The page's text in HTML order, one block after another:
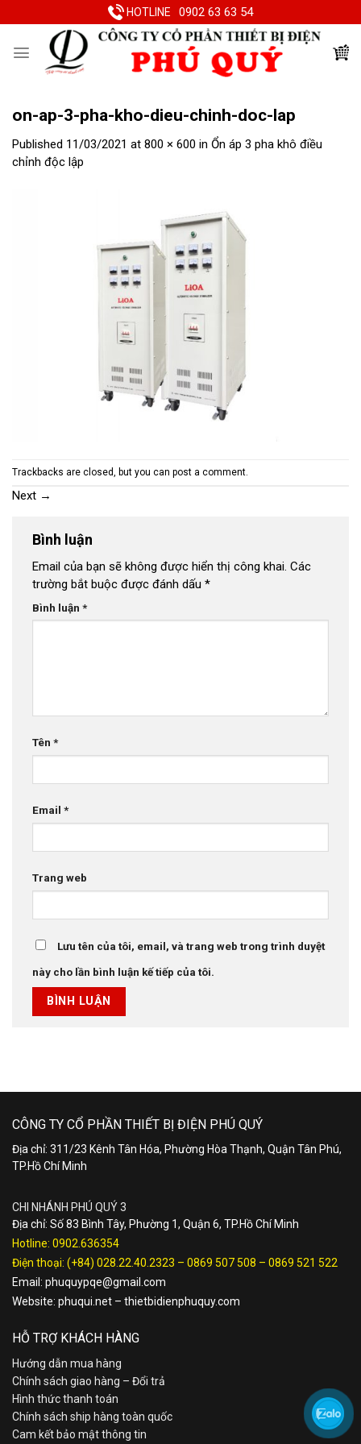
to
HOTLINE 0902 63 63 54
on-ap-3-pha-kho-dieu-chinh-doc-lap
Published 11/03/2021 at 800 × 600 in Ổn áp 3 pha khô điều
chỉnh độc lập
Trackbacks are closed, but you can post a comment.
Next →
Bình luận
Email của bạn sẽ không được hiển thị công khai. Các
trường bắt buộc được đánh dấu *
Bình luận *
Tên *
Email *
Trang web
Lưu tên của tôi, email, và trang web trong trình duyệt
này cho lần bình luận kế tiếp của tôi.
CÔNG TY CỔ PHẦN THIẾT BỊ ĐIỆN PHÚ QUÝ
Địa chỉ: 311/23 Kênh Tân Hóa, Phường Hòa Thạnh, Quận Tân Phú,
TP.Hồ Chí Minh
CHI NHÁNH PHÚ QUÝ 3
Địa chỉ: Số 83 Bình Tây, Phường 1, Quận 6, TP.Hồ Chí Minh
Hotline: 0902.636354
Điện thoại: (+84) 028.22.40.2323 – 0869 507 508 – 0869 521 522
Email: phuquypqe@gmail.com
Website: phuqui.net – thietbidienphuquy.com
HỖ TRỢ KHÁCH HÀNG
Hướng dẫn mua hàng
Chính sách giao hàng – Đổi trả
Hình thức thanh toán
Chính sách ship hàng toàn quốc
Cam kết bảo mật thông tin